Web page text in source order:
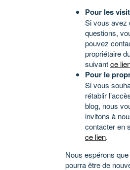
Pour les
Si vous avez
questions,
pouvez
propriétaire
suivantce
Pour le
Si vous
rétablir
blog, nous
invitons à
contacter en
ce lien.
Nous espérons
pourra être de